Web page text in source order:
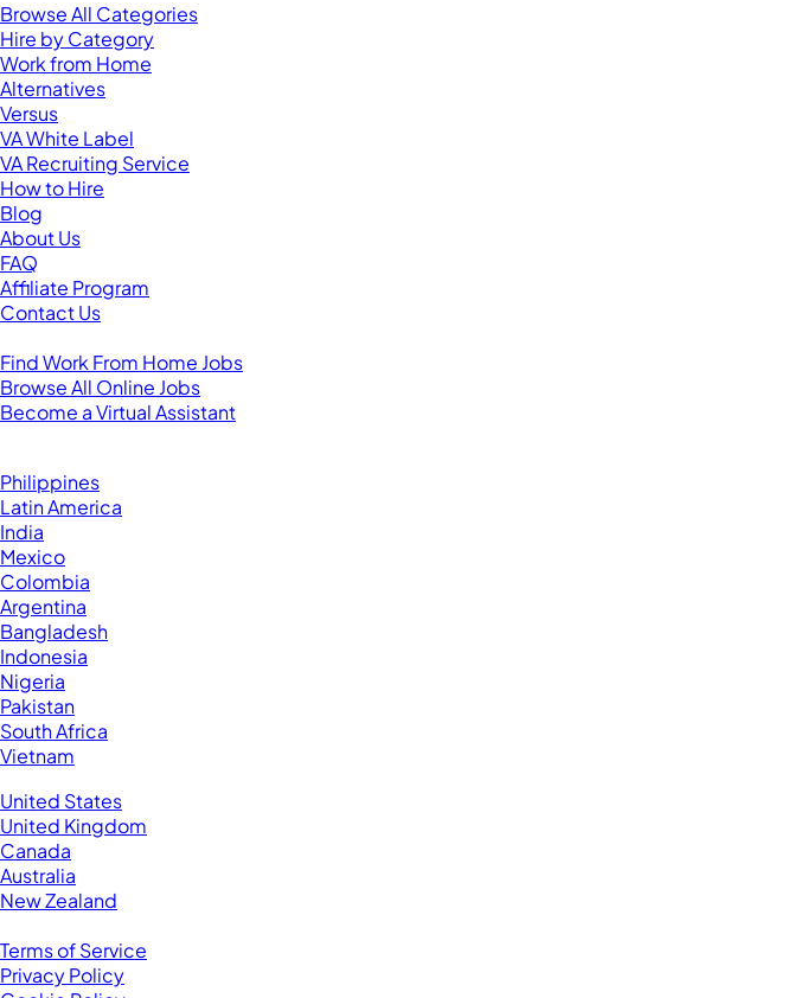
Browse All Categories
Hire by Category
Work from Home
Alternatives
Versus
VA White Label
VA Recruiting Service
How to Hire
Blog
About Us
FAQ
Affiliate Program
Contact Us
Find Work From Home Jobs
Browse All Online Jobs
Become a Virtual Assistant
Philippines
Latin America
India
Mexico
Colombia
Argentina
Bangladesh
Indonesia
Nigeria
Pakistan
South Africa
Vietnam
United States
United Kingdom
Canada
Australia
New Zealand
Terms of Service
Privacy Policy